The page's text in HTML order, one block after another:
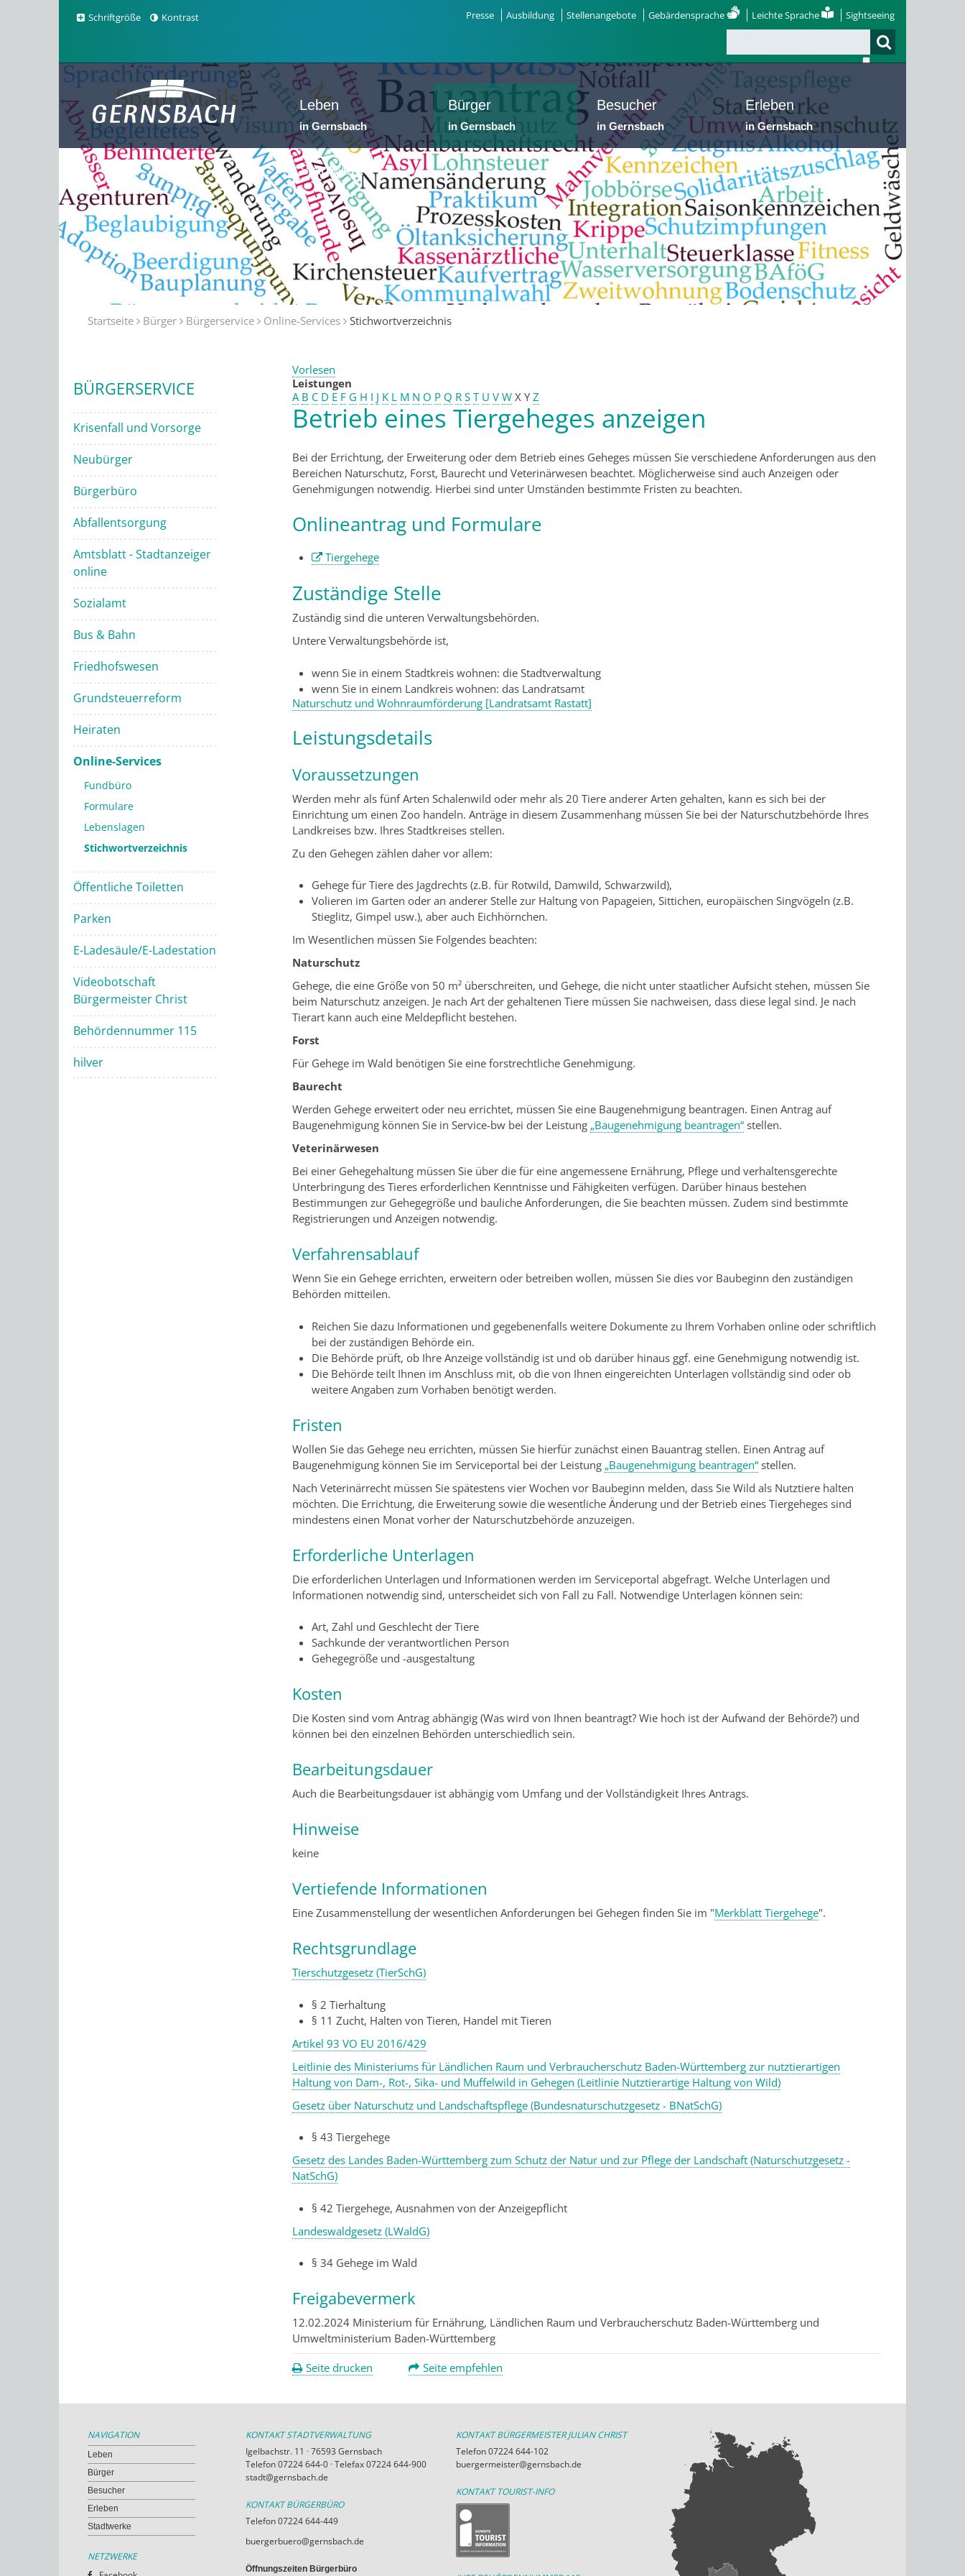
Schriftgröße Kontrast Presse Ausbildung Stellenangebote Gebärdensprache Leichte Sprache Sightseeing
Leben
in Gernsbach
Bürger
in Gernsbach
Besucher
in Gernsbach
Erleben
in Gernsbach
Stadtwerke
Startseite Bürger Bürgerservice Online-Services Stichwortverzeichnis
BÜRGERSERVICE
Krisenfall und Vorsorge
Neubürger
Bürgerbüro
Abfallentsorgung
Amtsblatt - Stadtanzeiger
online
Sozialamt
Bus & Bahn
Friedhofswesen
Grundsteuerreform
Heiraten
Online-Services
Fundbüro
Formulare
Lebenslagen
Stichwortverzeichnis
Öffentliche Toiletten
Parken
E-Ladesäule/E-Ladestation
Videobotschaft
Bürgermeister Christ
Behördennummer 115
hilver
Vorlesen
Leistungen
A B C D E F G H I J K L M N O P Q R S T U V W X Y Z
Betrieb eines Tiergeheges anzeigen
Bei der Errichtung, der Erweiterung oder dem Betrieb eines Geheges müssen Sie verschiedene Anforderungen aus den
Bereichen Naturschutz, Forst, Baurecht und Veterinärwesen beachtet. Möglicherweise sind auch Anzeigen oder
Genehmigungen notwendig. Hierbei sind unter Umständen bestimmte Fristen zu beachten.
Onlineantrag und Formulare
Tiergehege
Zuständige Stelle
Zuständig sind die unteren Verwaltungsbehörden.
Untere Verwaltungsbehörde ist,
wenn Sie in einem Stadtkreis wohnen: die Stadtverwaltung
wenn Sie in einem Landkreis wohnen: das Landratsamt
Naturschutz und Wohnraumförderung [Landratsamt Rastatt]
Leistungsdetails
Voraussetzungen
Werden mehr als fünf Arten Schalenwild oder mehr als 20 Tiere anderer Arten gehalten, kann es sich bei der
Einrichtung um einen Zoo handeln. Anträge in diesem Zusammenhang müssen Sie bei der Naturschutzbehörde Ihres
Landkreises bzw. Ihres Stadtkreises stellen.
Zu den Gehegen zählen daher vor allem:
Gehege für Tiere des Jagdrechts (z.B. für Rotwild, Damwild, Schwarzwild),
Volieren im Garten oder an anderer Stelle zur Haltung von Papageien, Sittichen, europäischen Singvögeln (z.B.
Stieglitz, Gimpel usw.), aber auch Eichhörnchen.
Im Wesentlichen müssen Sie Folgendes beachten:
Naturschutz
Gehege, die eine Größe von 50 m² überschreiten, und Gehege, die nicht unter staatlicher Aufsicht stehen, müssen Sie
beim Naturschutz anzeigen. Je nach Art der gehaltenen Tiere müssen Sie nachweisen, dass diese legal sind. Je nach
Tierart kann auch eine Meldepflicht bestehen.
Forst
Für Gehege im Wald benötigen Sie eine forstrechtliche Genehmigung.
Baurecht
Werden Gehege erweitert oder neu errichtet, müssen Sie eine Baugenehmigung beantragen. Einen Antrag auf
Baugenehmigung können Sie in Service-bw bei der Leistung „Baugenehmigung beantragen“ stellen.
Veterinärwesen
Bei einer Gehegehaltung müssen Sie über die für eine angemessene Ernährung, Pflege und verhaltensgerechte
Unterbringung des Tieres erforderlichen Kenntnisse und Fähigkeiten verfügen. Darüber hinaus bestehen
Bestimmungen zur Gehegegröße und bauliche Anforderungen, die Sie beachten müssen. Zudem sind bestimmte
Registrierungen und Anzeigen notwendig.
Verfahrensablauf
Wenn Sie ein Gehege errichten, erweitern oder betreiben wollen, müssen Sie dies vor Baubeginn den zuständigen
Behörden mitteilen.
Reichen Sie dazu Informationen und gegebenenfalls weitere Dokumente zu Ihrem Vorhaben online oder schriftlich
bei der zuständigen Behörde ein.
Die Behörde prüft, ob Ihre Anzeige vollständig ist und ob darüber hinaus ggf. eine Genehmigung notwendig ist.
Die Behörde teilt Ihnen im Anschluss mit, ob die von Ihnen eingereichten Unterlagen vollständig sind oder ob
weitere Angaben zum Vorhaben benötigt werden.
Fristen
Wollen Sie das Gehege neu errichten, müssen Sie hierfür zunächst einen Bauantrag stellen. Einen Antrag auf
Baugenehmigung können Sie im Serviceportal bei der Leistung „Baugenehmigung beantragen“ stellen.
Nach Veterinärrecht müssen Sie spätestens vier Wochen vor Baubeginn melden, dass Sie Wild als Nutztiere halten
möchten. Die Errichtung, die Erweiterung sowie die wesentliche Änderung und der Betrieb eines Tiergeheges sind
mindestens einen Monat vorher der Naturschutzbehörde anzuzeigen.
Erforderliche Unterlagen
Die erforderlichen Unterlagen und Informationen werden im Serviceportal abgefragt. Welche Unterlagen und
Informationen notwendig sind, unterscheidet sich von Fall zu Fall. Notwendige Unterlagen können sein:
Art, Zahl und Geschlecht der Tiere
Sachkunde der verantwortlichen Person
Gehegegröße und -ausgestaltung
Kosten
Die Kosten sind vom Antrag abhängig (Was wird von Ihnen beantragt? Wie hoch ist der Aufwand der Behörde?) und
können bei den einzelnen Behörden unterschiedlich sein.
Bearbeitungsdauer
Auch die Bearbeitungsdauer ist abhängig vom Umfang und der Vollständigkeit Ihres Antrags.
Hinweise
keine
Vertiefende Informationen
Eine Zusammenstellung der wesentlichen Anforderungen bei Gehegen finden Sie im "Merkblatt Tiergehege".
Rechtsgrundlage
Tierschutzgesetz (TierSchG)
§ 2 Tierhaltung
§ 11 Zucht, Halten von Tieren, Handel mit Tieren
Artikel 93 VO EU 2016/429
Leitlinie des Ministeriums für Ländlichen Raum und Verbraucherschutz Baden-Württemberg zur nutztierartigen
Haltung von Dam-, Rot-, Sika- und Muffelwild in Gehegen (Leitlinie Nutztierartige Haltung von Wild)
Gesetz über Naturschutz und Landschaftspflege (Bundesnaturschutzgesetz - BNatSchG)
§ 43 Tiergehege
Gesetz des Landes Baden-Württemberg zum Schutz der Natur und zur Pflege der Landschaft (Naturschutzgesetz -
NatSchG)
§ 42 Tiergehege, Ausnahmen von der Anzeigepflicht
Landeswaldgesetz (LWaldG)
§ 34 Gehege im Wald
Freigabevermerk
12.02.2024 Ministerium für Ernährung, Ländlichen Raum und Verbraucherschutz Baden-Württemberg und
Umweltministerium Baden-Württemberg
Seite drucken Seite empfehlen
NAVIGATION
Leben
Bürger
Besucher
Erleben
Stadtwerke
NETZWERKE
KONTAKT STADTVERWALTUNG
Igelbachstr. 11 · 76593 Gernsbach
Telefon 07224 644-0 · Telefax 07224 644-900
stadt@gernsbach.de
KONTAKT BÜRGERBÜRO
Telefon 07224 644-449
buergerbuero@gernsbach.de
Öffnungszeiten Bürgerbüro
KONTAKT BÜRGERMEISTER JULIAN CHRIST
Telefon 07224 644-102
buergermeister@gernsbach.de
KONTAKT TOURIST-INFO